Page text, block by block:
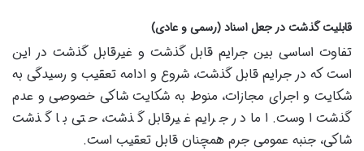
قابلیت گذشت در جعل اسناد (رسمی و عادی)
تفاوت اساسی بین جرایم قابل گذشت و غیرقابل گذشت در این
است که در جرایم قابل گذشت، شروع و ادامه تعقیب و رسیدگی به
شکایت و اجرای مجازات، منوط به شکایت شاکی خصوصی و عدم
گذشت اوست. اما در جرایم غیرقابل گذشت، حتی با گذشت
شاکی، جنبه عمومی جرم همچنان قابل تعقیب است.